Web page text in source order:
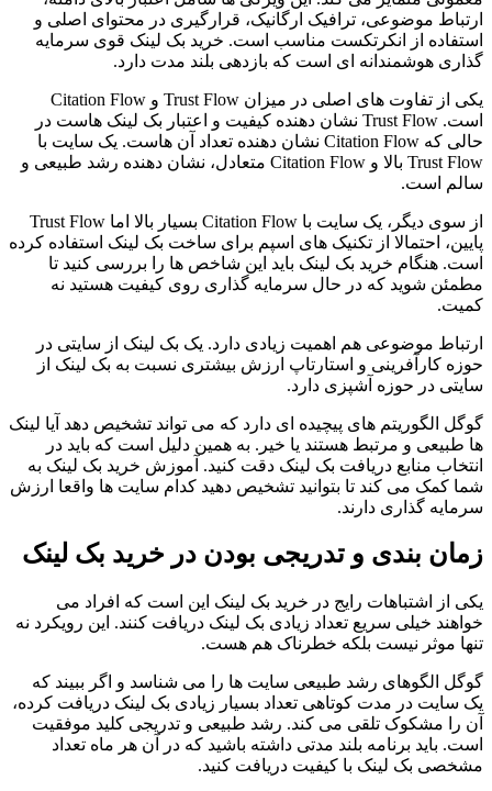
ارتباط موضوعی، ترافیک ارگانیک، قرارگیری در محتوای اصلی و
استفاده از انکرتکست مناسب است. خرید بک لینک قوی سرمایه
گذاری هوشمندانه ای است که بازدهی بلند مدت دارد.
یکی از تفاوت های اصلی در میزان Trust Flow و Citation Flow
است. Trust Flow نشان دهنده کیفیت و اعتبار بک لینک هاست در
حالی که Citation Flow نشان دهنده تعداد آن هاست. یک سایت با
Trust Flow بالا و Citation Flow متعادل، نشان دهنده رشد طبیعی و
سالم است.
از سوی دیگر، یک سایت با Citation Flow بسیار بالا اما Trust Flow
پایین، احتمالا از تکنیک های اسپم برای ساخت بک لینک استفاده کرده
است. هنگام خرید بک لینک باید این شاخص ها را بررسی کنید تا
مطمئن شوید که در حال سرمایه گذاری روی کیفیت هستید نه
کمیت.
ارتباط موضوعی هم اهمیت زیادی دارد. یک بک لینک از سایتی در
حوزه کارآفرینی و استارتاپ ارزش بیشتری نسبت به بک لینک از
سایتی در حوزه آشپزی دارد.
گوگل الگوریتم های پیچیده ای دارد که می تواند تشخیص دهد آیا لینک
ها طبیعی و مرتبط هستند یا خیر. به همین دلیل است که باید در
انتخاب منابع دریافت بک لینک دقت کنید. آموزش خرید بک لینک به
شما کمک می کند تا بتوانید تشخیص دهید کدام سایت ها واقعا ارزش
سرمایه گذاری دارند.
زمان بندی و تدریجی بودن در خرید بک لینک
یکی از اشتباهات رایج در خرید بک لینک این است که افراد می
خواهند خیلی سریع تعداد زیادی بک لینک دریافت کنند. این رویکرد نه
تنها موثر نیست بلکه خطرناک هم هست.
گوگل الگوهای رشد طبیعی سایت ها را می شناسد و اگر ببیند که
یک سایت در مدت کوتاهی تعداد بسیار زیادی بک لینک دریافت کرده،
آن را مشکوک تلقی می کند. رشد طبیعی و تدریجی کلید موفقیت
است. باید برنامه بلند مدتی داشته باشید که در آن هر ماه تعداد
مشخصی بک لینک با کیفیت دریافت کنید.